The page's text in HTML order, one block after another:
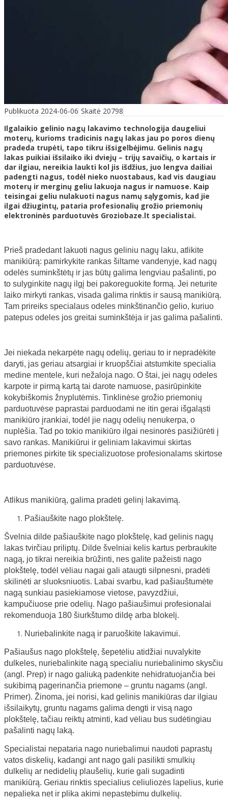
Publikuota 2024-06-06 Skaitė 20798
Ilgalaikio gelinio nagų lakavimo technologija daugeliui
moterų, kurioms tradicinis nagų lakas jau po poros dienų
pradeda trupėti, tapo tikru išsigelbėjimu. Gelinis nagų
lakas puikiai išsilaiko iki dviejų – trijų savaičių, o kartais ir
dar ilgiau, nereikia laukti kol jis išdžius, juo lengva dailiai
padengti nagus, todėl nieko nuostabaus, kad vis daugiau
moterų ir merginų geliu lakuoja nagus ir namuose. Kaip
teisingai geliu nulakuoti nagus namų sąlygomis, kad jie
ilgai džiugintų, pataria profesionalių grožio priemonių
elektroninės parduotuvės Groziobaze.lt specialistai.
Prieš pradedant lakuoti nagus geliniu nagų laku, atlikite
manikiūrą: pamirkykite rankas šiltame vandenyje, kad nagų
odelės suminkštėtų ir jas būtų galima lengviau pašalinti, po
to sulyginkite nagų ilgį bei pakoreguokite formą. Jei neturite
laiko mirkyti rankas, visada galima rinktis ir sausą manikiūrą.
Tam prireiks specialaus odeles minkštinančio gelio, kuriuo
patepus odeles jos greitai suminkštėja ir jas galima pašalinti.
Jei niekada nekarpėte nagų odelių, geriau to ir nepradėkite
daryti, jas geriau atsargiai ir kruopščiai atstumkite specialia
medine mentele, kuri nežaloja nago. O štai, jei nagų odeles
karpote ir pirmą kartą tai darote namuose, pasirūpinkite
kokybiškomis žnyplutėmis. Tinklinėse grožio priemonių
parduotuvėse paprastai parduodami ne itin gerai išgaląsti
manikiūro įrankiai, todėl jie nagų odelių nenukerpa, o
nuplėšia. Tad po tokio manikiūro ilgai nesinorės pasižiūrėti į
savo rankas. Manikiūrui ir geliniam lakavimui skirtas
priemones pirkite tik specializuotose profesionalams skirtose
parduotuvėse.
Atlikus manikiūrą, galima pradėti gelinį lakavimą.
Pašiauškite nago plokštelę.
Švelnia dilde pašiauškite nago plokštelę, kad gelinis nagų
lakas tvirčiau priliptų. Dilde švelniai kelis kartus perbraukite
nagą, jo tikrai nereikia brūžinti, nes galite pažeisti nago
plokštelę, todėl vėliau nagai gali ataugti silpnesni, pradėti
skilinėti ar sluoksniuotis. Labai svarbu, kad pašiauštumėte
nagą sunkiau pasiekiamose vietose, pavyzdžiui,
kampučiuose prie odelių. Nago pašiaušimui profesionalai
rekomenduoja 180 šiurkštumo dildę arba blokelį.
Nuriebalinkite nagą ir paruoškite lakavimui.
Pašiaušus nago plokštelę, šepetėliu atidžiai nuvalykite
dulkeles, nuriebalinkite nagą specialiu nuriebalinimo skysčiu
(angl. Prep) ir nago galiuką padenkite nehidratuojančia bei
sukibimą pagerinančia priemone – gruntu nagams (angl.
Primer). Žinoma, jei norisi, kad gelinis manikiūras dar ilgiau
išsilaikytų, gruntu nagams galima dengti ir visą nago
plokštelę, tačiau reiktų atminti, kad vėliau bus sudėtingiau
pašalinti nagų laką.
Specialistai nepataria nago nuriebalimui naudoti paprastų
vatos diskelių, kadangi ant nago gali pasilikti smulkių
dulkelių ar nedidelių plaušelių, kurie gali sugadinti
manikiūrą. Geriau rinktis specialius celiuliozės lapelius, kurie
nepalieka net ir plika akimi nepastebimu dulkelių.